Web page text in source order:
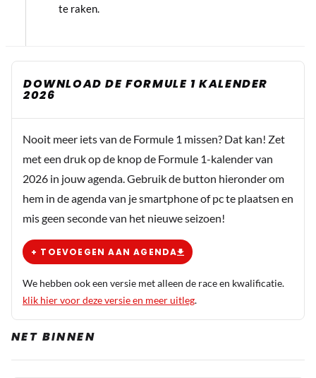
te raken.
DOWNLOAD DE FORMULE 1 KALENDER
2026
Nooit meer iets van de Formule 1 missen? Dat kan! Zet
met een druk op de knop de Formule 1-kalender van
2026 in jouw agenda. Gebruik de button hieronder om
hem in de agenda van je smartphone of pc te plaatsen en
mis geen seconde van het nieuwe seizoen!
+ TOEVOEGEN AAN AGENDA
We hebben ook een versie met alleen de race en kwalificatie.
klik hier voor deze versie en meer uitleg.
NET BINNEN